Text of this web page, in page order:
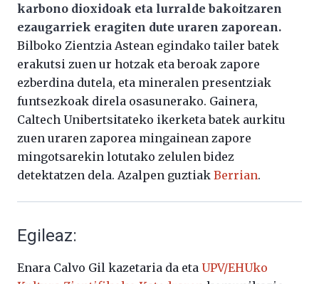
karbono dioxidoak eta lurralde bakoitzaren
ezaugarriek eragiten dute uraren zaporean.
Bilboko Zientzia Astean egindako tailer batek
erakutsi zuen ur hotzak eta beroak zapore
ezberdina dutela, eta mineralen presentziak
funtsezkoak direla osasunerako. Gainera,
Caltech Unibertsitateko ikerketa batek aurkitu
zuen uraren zaporea mingainean zapore
mingotsarekin lotutako zelulen bidez
detektatzen dela. Azalpen guztiak Berrian.
Egileaz:
Enara Calvo Gil kazetaria da eta UPV/EHUko